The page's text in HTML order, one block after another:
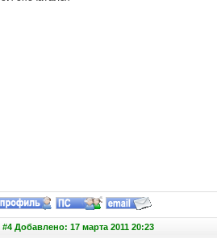
#4 Добавлено: 17 марта 2011 20:23